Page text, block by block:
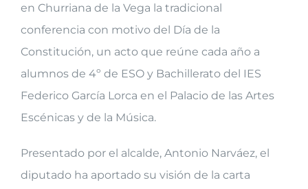
en Churriana de la Vega la tradicional
conferencia con motivo del Día de la
Constitución, un acto que reúne cada año a
alumnos de 4º de ESO y Bachillerato del IES
Federico García Lorca en el Palacio de las Artes
Escénicas y de la Música.
Presentado por el alcalde, Antonio Narváez, el
diputado ha aportado su visión de la carta